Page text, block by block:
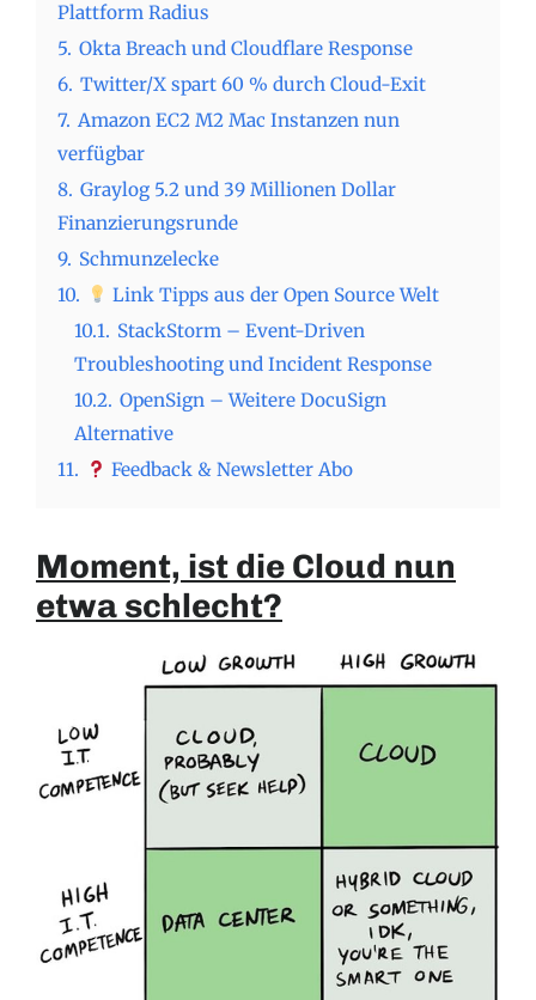
Plattform Radius
5. Okta Breach und Cloudflare Response
6. Twitter/X spart 60 % durch Cloud-Exit
7. Amazon EC2 M2 Mac Instanzen nun
verfügbar
8. Graylog 5.2 und 39 Millionen Dollar
Finanzierungsrunde
9. Schmunzelecke
10.
Link Tipps aus der Open Source Welt
10.1. StackStorm – Event-Driven
Troubleshooting und Incident Response
10.2. OpenSign – Weitere DocuSign
Alternative
11.
Feedback & Newsletter Abo
Moment, ist die Cloud nun
etwa schlecht?